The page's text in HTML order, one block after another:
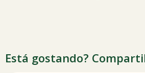
Está gostando?